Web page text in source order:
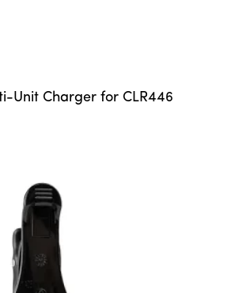
Unit Charger for CLR446